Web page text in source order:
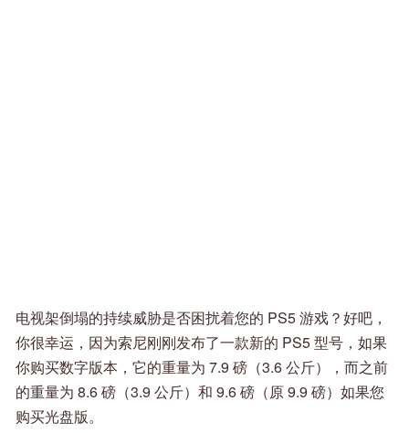
电视架倒塌的持续威胁是否困扰着您的 PS5 游戏？好吧，
你很幸运，因为索尼刚刚发布了一款新的 PS5 型号，如果
你购买数字版本，它的重量为 7.9 磅（3.6 公斤），而之前
的重量为 8.6 磅（3.9 公斤）和 9.6 磅（原 9.9 磅）如果您
购买光盘版。